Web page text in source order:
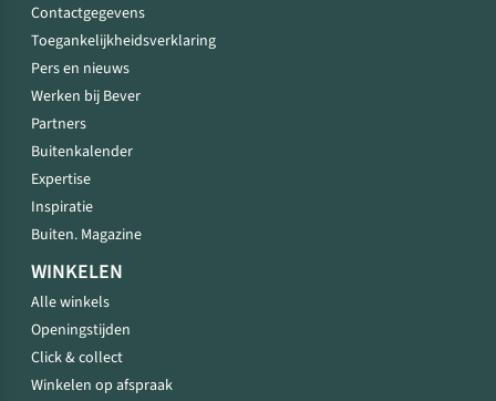
Contactgegevens
Toegankelijkheidsverklaring
Pers en nieuws
Werken bij Bever
Partners
Buitenkalender
Expertise
Inspiratie
Buiten. Magazine
WINKELEN
Alle winkels
Openingstijden
Click & collect
Winkelen op afspraak